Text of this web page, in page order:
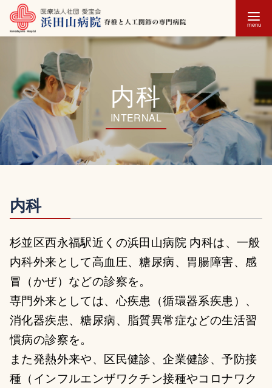
ツ
へ
移
動
内科
内科
杉並区西永福駅近くの浜田山病院 内科は、一般
内科外来として高血圧、糖尿病、胃腸障害、感
冒（かぜ）などの診察を。
専門外来としては、心疾患（循環器系疾患）、
消化器疾患、糖尿病、脂質異常症などの生活習
慣病の診察を。
また発熱外来や、区民健診、企業健診、予防接
種（インフルエンザワクチン接種やコロナワク